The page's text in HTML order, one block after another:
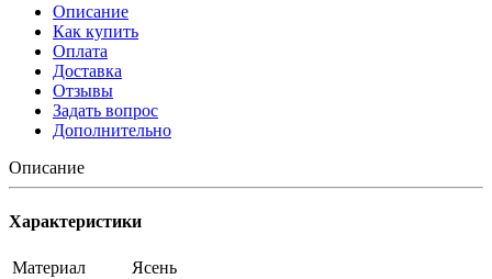
Описание
Как купить
Оплата
Доставка
Отзывы
Задать вопрос
Дополнительно
Описание
Характеристики
Материал
Ясень